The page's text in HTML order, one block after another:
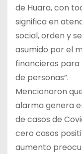
de Huara, con
significa en
social, orden y
asumido por el
financieros
de personas”.
Mencionaron
alarma genera
de casos de
cero casos
aumento